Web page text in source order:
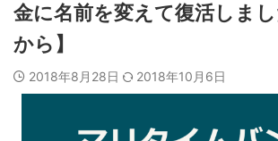
金に名前を変えて復活しまし
から】
2018年8月28日 2018年10月6日